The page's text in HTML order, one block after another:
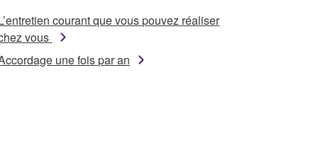
courant que vous pouvez réaliser
vous
une fois par an